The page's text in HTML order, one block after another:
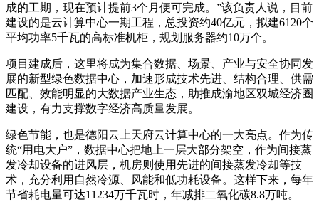
成的工期，现在预计提前3个月便可完成。”该负责人说，目前
建设的是云计算中心一期工程，总投资约40亿元，拟建6120个
平均功率5千瓦的高标准机柜，规划服务器约10万个。
项目建成后，这里将成为集合数据、场景、产业与安全协同发
展的新型绿色数据中心，加速形成技术先进、结构合理、供需
匹配、效能明显的大数据产业生态，助推成渝地区双城经济圈
建设，有力支撑数字经济高质量发展。
绿色节能，也是德阳云上天府云计算中心的一大亮点。作为传
统“用电大户”，数据中心把地上一层大部分架空，作为间接蒸
发冷却设备的进风层，机房则使用先进的间接蒸发冷却等技
术，充分利用自然冷源、风能和低功耗设备。这样下来，每年
节省耗电量可达11234万千瓦时，年减排二氧化碳8.8万吨。